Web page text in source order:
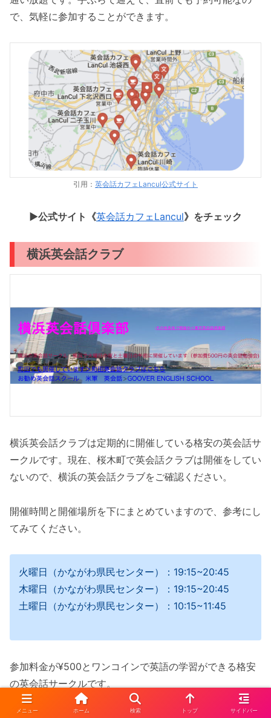
で、気軽に参加することができます。
引用： 英会話カフェLancul公式サイト
▶︎公式サイト《英会話カフェLancul》をチェック
横浜英会話クラブ
横浜英会話クラブは定期的に開催している格安の英会話サ
ークルです。現在、桜木町で英会話クラブは開催をしてい
ないので、横浜の英会話クラブをご確認ください。
開催時間と開催場所を下にまとめていますので、参考にし
てみてください。
火曜日（かながわ県民センター）：19:15~20:45
木曜日（かながわ県民センター）：19:15~20:45
土曜日（かながわ県民センター）：10:15~11:45
参加料金が¥500とワンコインで英語の学習ができる格安
の英会話サークルです。
メニュー ホーム 検索 トップ サイドバー